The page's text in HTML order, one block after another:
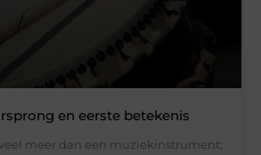
en eerste betekenis
meer dan een muziekinstrument;